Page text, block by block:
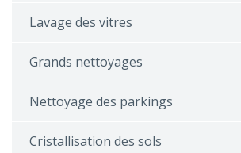
Lavage des vitres
Grands nettoyages
Nettoyage des parkings
Cristallisation des sols